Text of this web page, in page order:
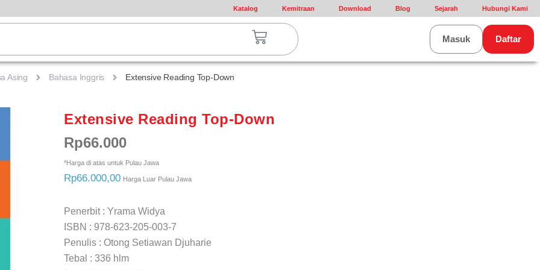
Katalog Kemitraan Download Blog Sejarah Hubungi Kami
Cart Daftar
Masuk
Asing Bahasa Inggris Extensive Reading Top-Down
Extensive Reading Top-Down
Rp66.000
*Harga di atas untuk Pulau Jawa
Rp66.000,00 Harga Luar Pulau Jawa
Penerbit : Yrama Widya
ISBN : 978-623-205-003-7
Penulis : Otong Setiawan Djuharie
Tebal : 336 hlm